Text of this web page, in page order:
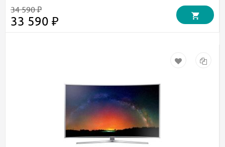
34 590 ₽
33 590 ₽